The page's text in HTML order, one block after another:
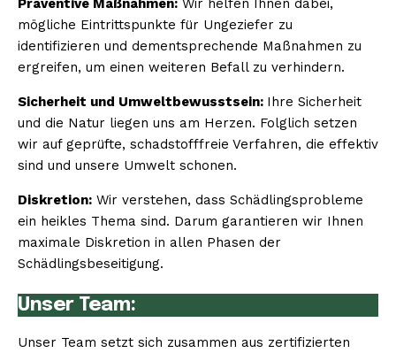
Präventive Maßnahmen: Wir helfen Ihnen dabei,
mögliche Eintrittspunkte für Ungeziefer zu
identifizieren und dementsprechende Maßnahmen zu
ergreifen, um einen weiteren Befall zu verhindern.
Sicherheit und Umweltbewusstsein: Ihre Sicherheit
und die Natur liegen uns am Herzen. Folglich setzen
wir auf geprüfte, schadstofffreie Verfahren, die effektiv
sind und unsere Umwelt schonen.
Diskretion: Wir verstehen, dass Schädlingsprobleme
ein heikles Thema sind. Darum garantieren wir Ihnen
maximale Diskretion in allen Phasen der
Schädlingsbeseitigung.
Unser Team:
Unser Team setzt sich zusammen aus zertifizierten